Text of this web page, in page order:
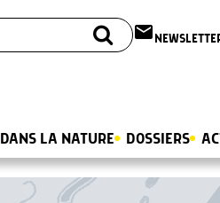
email
DANS LA NATURE DOSSIERS